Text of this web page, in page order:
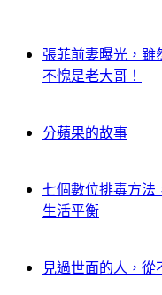
張菲前妻曝光，
不愧是老大哥！
分蘋果的故事
七個數位排毒方法
生活平衡
見過世面的人，從